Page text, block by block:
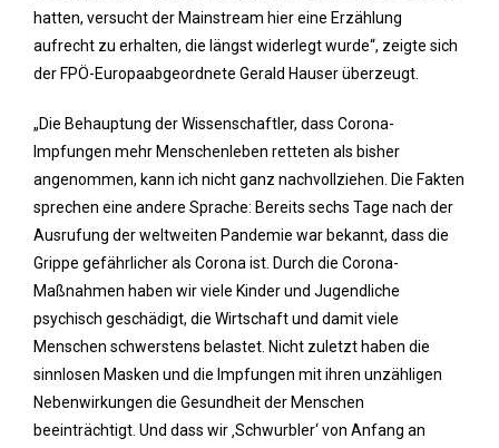
hatten, versucht der Mainstream hier eine Erzählung
aufrecht zu erhalten, die längst widerlegt wurde“, zeigte sich
der FPÖ-Europaabgeordnete Gerald Hauser überzeugt.
„Die Behauptung der Wissenschaftler, dass Corona-
Impfungen mehr Menschenleben retteten als bisher
angenommen, kann ich nicht ganz nachvollziehen. Die Fakten
sprechen eine andere Sprache: Bereits sechs Tage nach der
Ausrufung der weltweiten Pandemie war bekannt, dass die
Grippe gefährlicher als Corona ist. Durch die Corona-
Maßnahmen haben wir viele Kinder und Jugendliche
psychisch geschädigt, die Wirtschaft und damit viele
Menschen schwerstens belastet. Nicht zuletzt haben die
sinnlosen Masken und die Impfungen mit ihren unzähligen
Nebenwirkungen die Gesundheit der Menschen
beeinträchtigt. Und dass wir ‚Schwurbler‘ von Anfang an